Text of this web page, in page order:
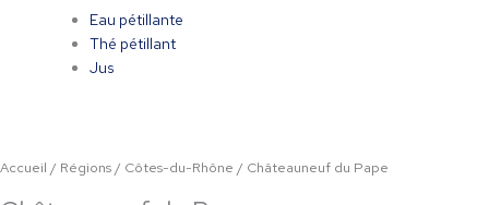
Eau pétillante
Thé pétillant
Jus
Accueil / Régions / Côtes-du-Rhône / Châteauneuf du Pape